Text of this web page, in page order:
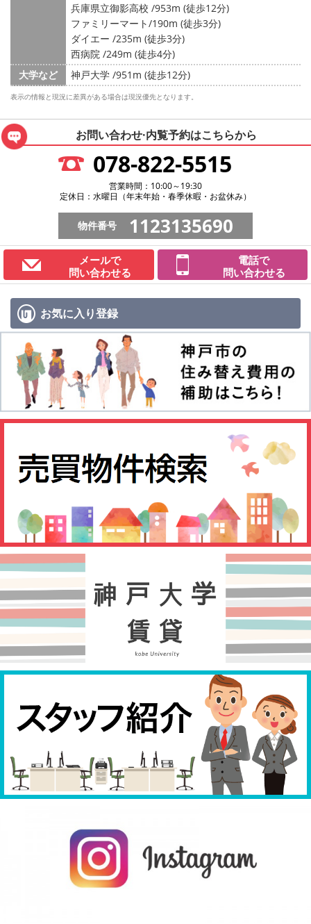
兵庫県立御影高校 /953m (徒歩12分)
ファミリーマート/190m (徒歩3分)
ダイエー /235m (徒歩3分)
西病院 /249m (徒歩4分)
大学など
神戸大学 /951m (徒歩12分)
表示の情報と現況に差異がある場合は現況優先となります。
お問い合わせ·内覧予約はこちらから
078-822-5515
営業時間：10:00～19:30
定休日：水曜日（年末年始・春季休暇・お盆休み）
物件番号 1123135690
メールで
問い合わせる
電話で
問い合わせる
お気に入り登録